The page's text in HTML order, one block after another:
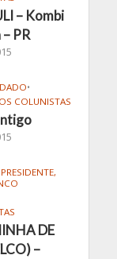
– Kombi
PR
•
COLUNISTAS
DE
–